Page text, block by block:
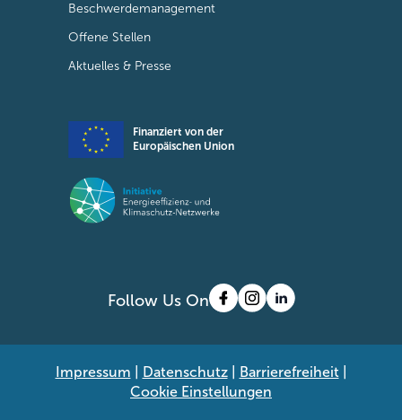
Beschwerdemanagement
Offene Stellen
Aktuelles & Presse
Finanziert von der
Europäischen Union
Follow Us On
Impressum Datenschutz| Barrierefreiheit
Cookie Einstellungen